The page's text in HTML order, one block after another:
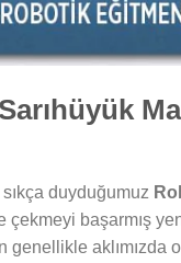
duyduğumuz
çekmeyi başarmış
aklımızda